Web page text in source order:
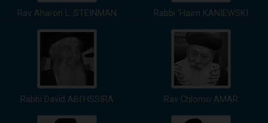
Rav Aharon L. STEINMAN Rabbi 'Haïm KANIEWSKI
Rabbi David ABI'HSSIRA Rav Chlomo AMAR